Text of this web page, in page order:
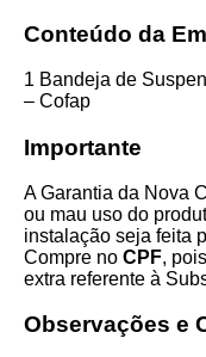
Conteúdo da
1 Bandeja de
– Cofap
Importante
A Garantia da Nova
ou mau uso do
instalação seja feita
Compre no CPF,
extra referente à
Observações e